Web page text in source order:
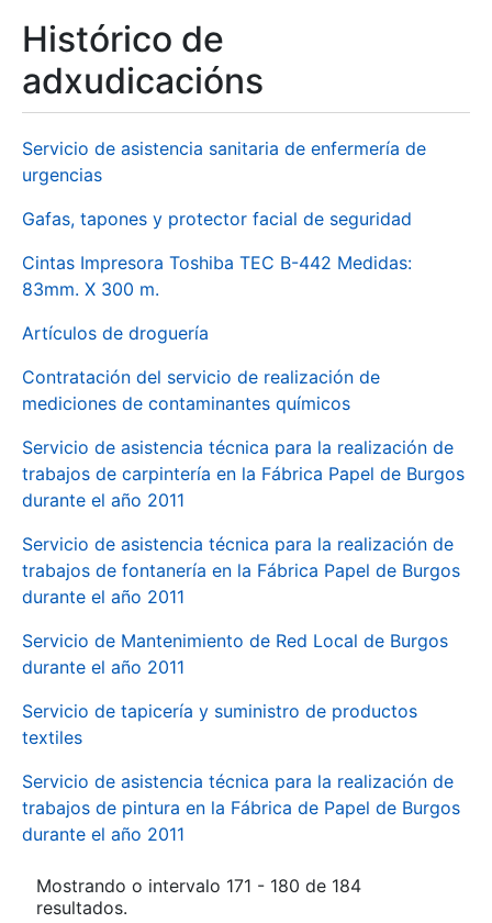
Histórico de
adxudicacións
Servicio de asistencia sanitaria de enfermería de
urgencias
Gafas, tapones y protector facial de seguridad
Cintas Impresora Toshiba TEC B-442 Medidas:
83mm. X 300 m.
Artículos de droguería
Contratación del servicio de realización de
mediciones de contaminantes químicos
Servicio de asistencia técnica para la realización de
trabajos de carpintería en la Fábrica Papel de Burgos
durante el año 2011
Servicio de asistencia técnica para la realización de
trabajos de fontanería en la Fábrica Papel de Burgos
durante el año 2011
Servicio de Mantenimiento de Red Local de Burgos
durante el año 2011
Servicio de tapicería y suministro de productos
textiles
Servicio de asistencia técnica para la realización de
trabajos de pintura en la Fábrica de Papel de Burgos
durante el año 2011
Mostrando o intervalo 171 - 180 de 184
resultados.